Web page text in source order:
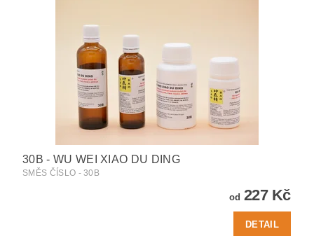
30B - WU WEI XIAO DU DING
SMĚS ČÍSLO - 30B
od 227 Kč
DETAIL